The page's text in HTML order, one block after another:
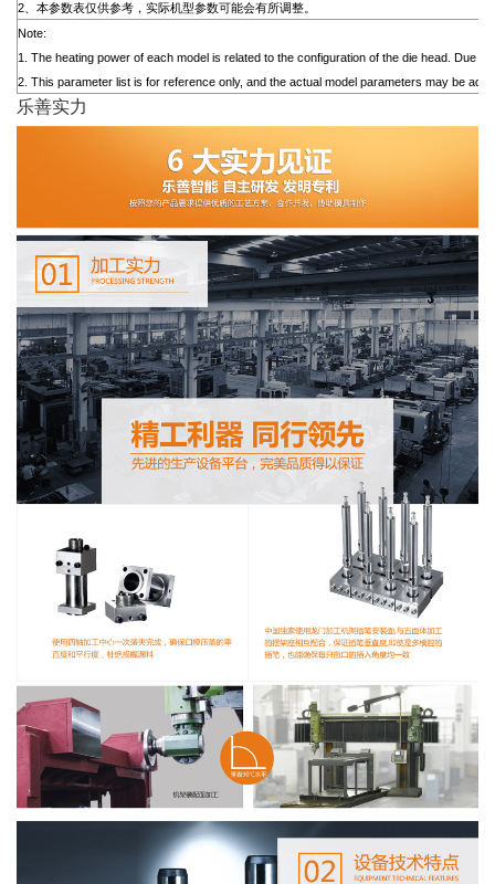
2、本参数表仅供参考，实际机型参数可能会有所调整。
Note:
1. The heating power of each model is related to the configuration of the die head. Due
2. This parameter list is for reference only, and the actual model parameters may be
乐善实力